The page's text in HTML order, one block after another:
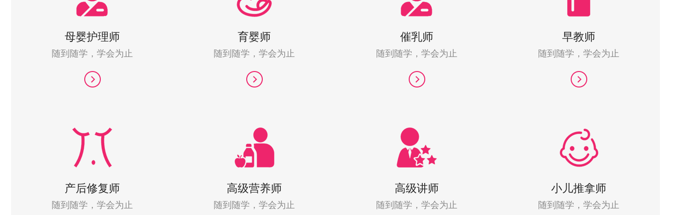
母婴护理师
随到随学，学会为止
育婴师
随到随学，学会为止
催乳师
随到随学，学会为止
早教师
随到随学，学会为止
产后修复师
随到随学，学会为止
高级营养师
随到随学，学会为止
高级讲师
随到随学，学会为止
小儿推拿师
随到随学，学会为止